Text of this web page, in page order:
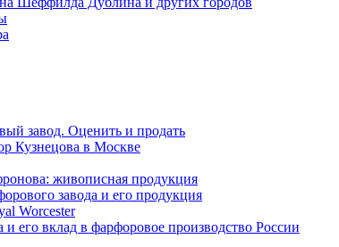
завод. Оценить и продать
Кузнецова в Москве
живописная продукция
завода и его продукция
Worcester
его вклад в фарфоровое производство России